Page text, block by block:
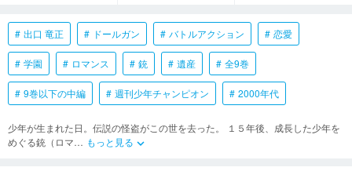
出口 竜正 ドールガン バトルアクション 恋愛
学園 ロマンス 銃 遺産 全9巻
9巻以下の中編 週刊少年チャンピオン 2000年代
少年が生まれた日。伝説の怪盗がこの世を去った。 １５年後、成長した少年を
めぐる銃（ロマ… もっと見る keyboard_arrow_down